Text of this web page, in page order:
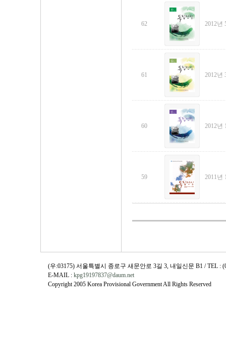
62 2012년
61 2012년
60 2012년
59 2011년
(우:03175) 서울특별시 종로구 새문안로 3길 3, 내일신문 B1 / TEL :
E-MAIL : kpg19197837@daum.net
Copyright 2005 Korea Provisional Government All Rights Reserved